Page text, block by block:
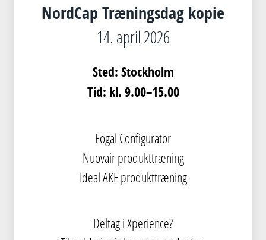
NordCap Træningsdag kopie
14. april 2026
Sted: Stockholm
Tid: kl. 9.00–15.00
Fogal Configurator
Nuovair produkttræning
Ideal AKE produkttræning
Deltag i Xperience?